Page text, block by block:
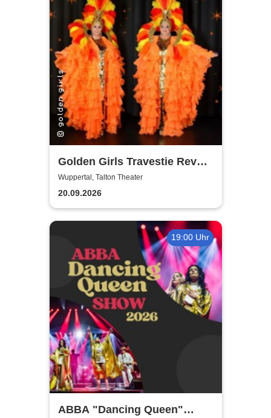
Golden Girls Travestie Revue
- Die neue Show: Glanzvolle
Augenblicke
Wuppertal, Talton Theater
20.09.2026
19:00 Uhr
ABBA "Dancing Queen"